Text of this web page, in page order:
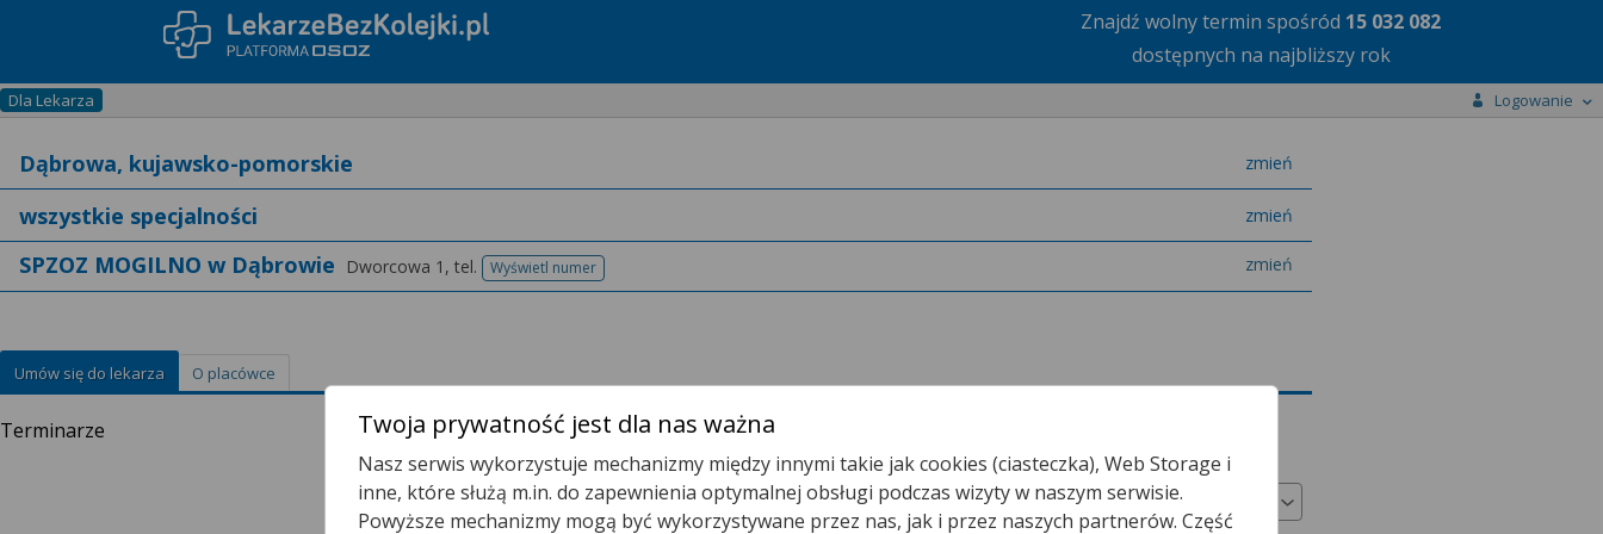
Znajdź wolny termin spośród 15 032 082
dostępnych na najbliższy rok
Dla Lekarza Logowanie
zmień
miasto
zmień
specjalizację
SPZOZ MOGILNO w Dąbrowie Dworcowa 1, tel. Wyświetl numer
telefonu
zmień
Umów się do lekarza O placówce
Terminarze
Wyszukaj Skierowanie Odpłatność
Twoja prywatność jest dla nas ważna
Nasz serwis wykorzystuje mechanizmy między innymi takie jak cookies (ciasteczka), Web Storage i
inne, które służą m.in. do zapewnienia optymalnej obsługi podczas wizyty w naszym serwisie.
Powyższe mechanizmy mogą być wykorzystywane przez nas, jak i przez naszych partnerów. Część